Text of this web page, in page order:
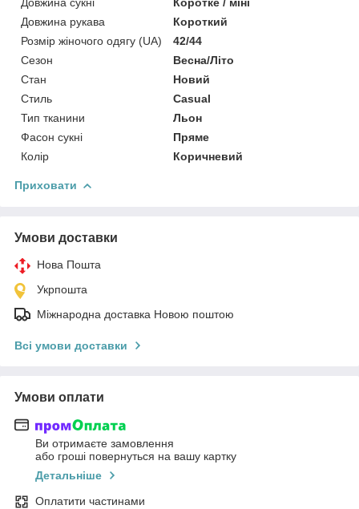
Довжина рукава
Короткий
Розмір жіночого одягу (UA)
42/44
Сезон
Весна/Літо
Стан
Новий
Стиль
Casual
Тип тканини
Льон
Фасон сукні
Пряме
Колір
Коричневий
Приховати
Умови доставки
Нова Пошта
Укрпошта
Міжнародна доставка Новою поштою
Всі умови доставки
Умови оплати
Ви отримаєте замовлення
або гроші повернуться на вашу картку
Детальніше
Оплатити частинами